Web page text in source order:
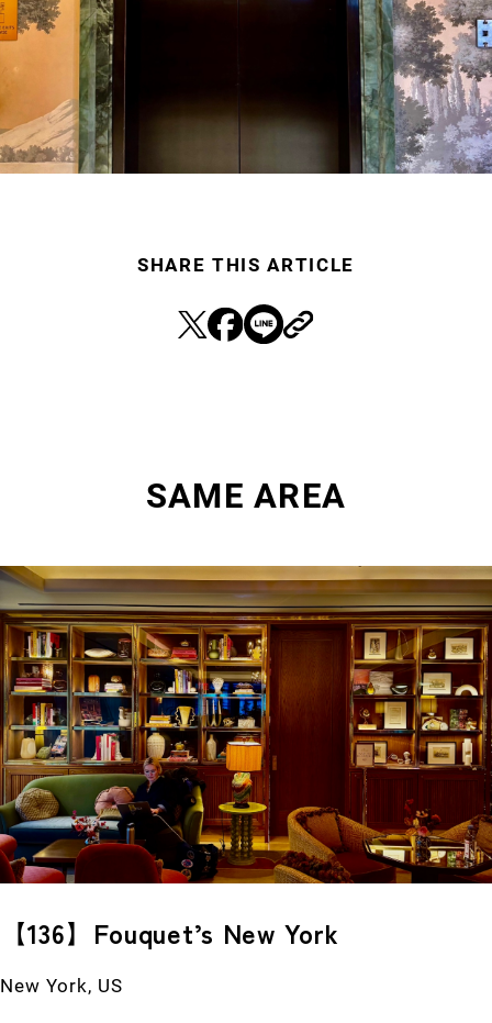
SHARE THIS ARTICLE
SAME AREA
【136】Fouquet’s New York
New York, US